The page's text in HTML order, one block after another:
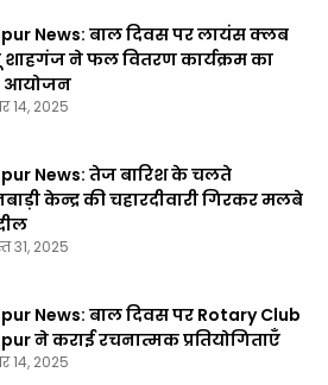
News: बाल दिवस पर लायंस क्लब
ने फल वितरण कार्यक्रम का
आयोजन
14, 2025
News: तेज बारिश के चलते
केन्द्र की चहारदीवारी गिरकर मलबे
31, 2025
News: बाल दिवस पर Rotary Club
ने कराई रचनात्मक प्रतियोगिताएँ
14, 2025